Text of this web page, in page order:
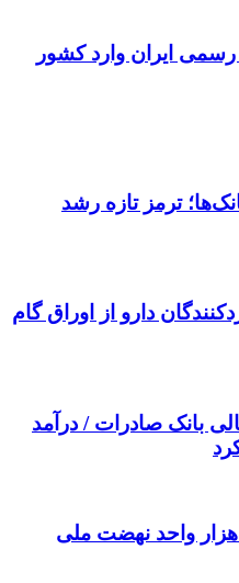
رسمی ایران وارد کشور
ترمز تازه رشد
دارو از اوراق گام
بانک صادرات / درآمد
تأمین مالی بیش از ۳۹۶ هزار واحد نهضت ملی